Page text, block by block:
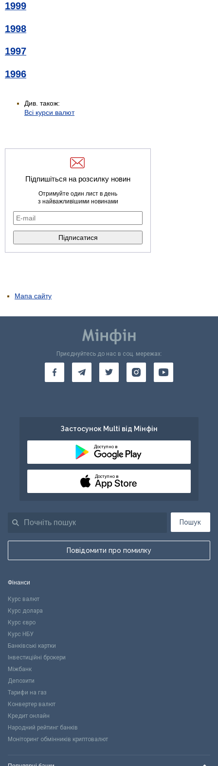
1999
1998
1997
1996
Див. також:
Всі курси валют
Підпишіться на розсилку новин
Отримуйте один лист в день
з найважливішими новинами
Мапа сайту
Пошук
Повідомити про помилку
Приєднуйтесь до нас в соц. мережах:
Застосунок Multi від Мінфін
Доступно в
Доступно в
Фінанси
Курс валют
Курс долара
Курс євро
Курс НБУ
Банківські картки
Інвестиційні брокери
Міжбанк
Депозити
Тарифи на газ
Конвертер валют
Кредит онлайн
Народний рейтинг банків
Моніторинг обмінників криптовалют